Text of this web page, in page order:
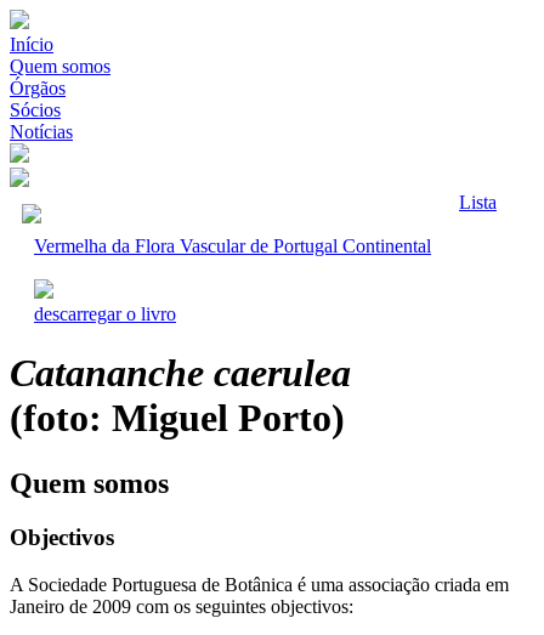
Início
Quem somos
Órgãos
Sócios
Notícias
Lista
Vermelha da Flora Vascular de Portugal Continental
descarregar o livro
Catananche caerulea
(foto: Miguel Porto)
Quem somos
Objectivos
A Sociedade Portuguesa de Botânica é uma associação criada em
Janeiro de 2009 com os seguintes objectivos: